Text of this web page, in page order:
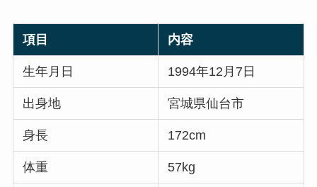
項目 内容
生年月日 1994年12月7日
出身地 宮城県仙台市
身長 172cm
体重 57kg